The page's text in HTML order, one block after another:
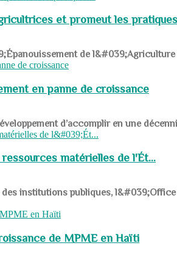
et promeut les
de l&#039;Agriculture
en panne de croissance
d’accomplir en une
matérielles de l'Ét...
institutions publiques,
de MPME en Haïti